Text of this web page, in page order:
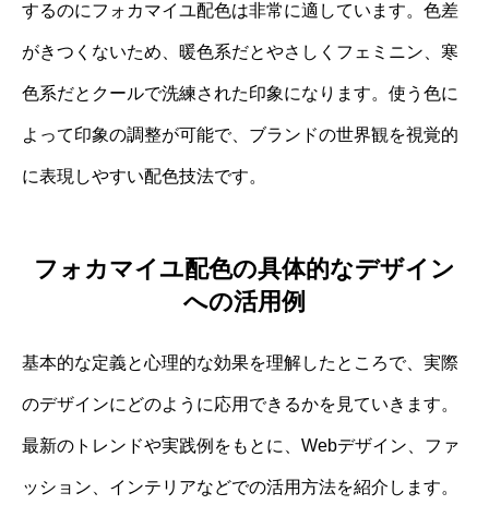
するのにフォカマイユ配色は非常に適しています。色差
がきつくないため、暖色系だとやさしくフェミニン、寒
色系だとクールで洗練された印象になります。使う色に
よって印象の調整が可能で、ブランドの世界観を視覚的
に表現しやすい配色技法です。
フォカマイユ配色の具体的なデザイン
への活用例
基本的な定義と心理的な効果を理解したところで、実際
のデザインにどのように応用できるかを見ていきます。
最新のトレンドや実践例をもとに、Webデザイン、ファ
ッション、インテリアなどでの活用方法を紹介します。